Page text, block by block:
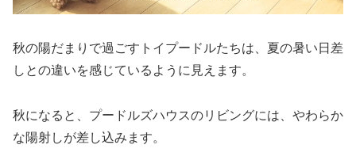
秋の陽だまりで過ごすトイプードルたちは、夏の暑い日差
しとの違いを感じているように見えます。
秋になると、プードルズハウスのリビングには、やわらか
な陽射しが差し込みます。